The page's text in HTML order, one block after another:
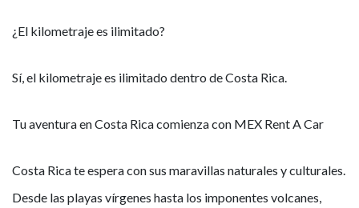
¿El kilometraje es ilimitado?
Sí, el kilometraje es ilimitado dentro de Costa Rica.
Tu aventura en Costa Rica comienza con MEX Rent A Car
Costa Rica te espera con sus maravillas naturales y culturales.
Desde las playas vírgenes hasta los imponentes volcanes,